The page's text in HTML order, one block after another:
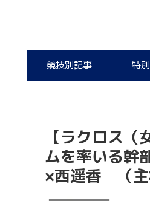
競技別記事 特
【ラクロス
ムを率いる幹
×西遥香 （主